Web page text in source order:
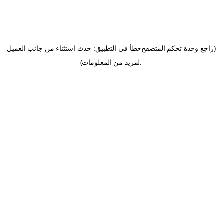
خطأ في التطبيق: حدث استثناء من جانب العميل(راجع وحدة تحكم المتصفح
لمزيد من المعلومات).